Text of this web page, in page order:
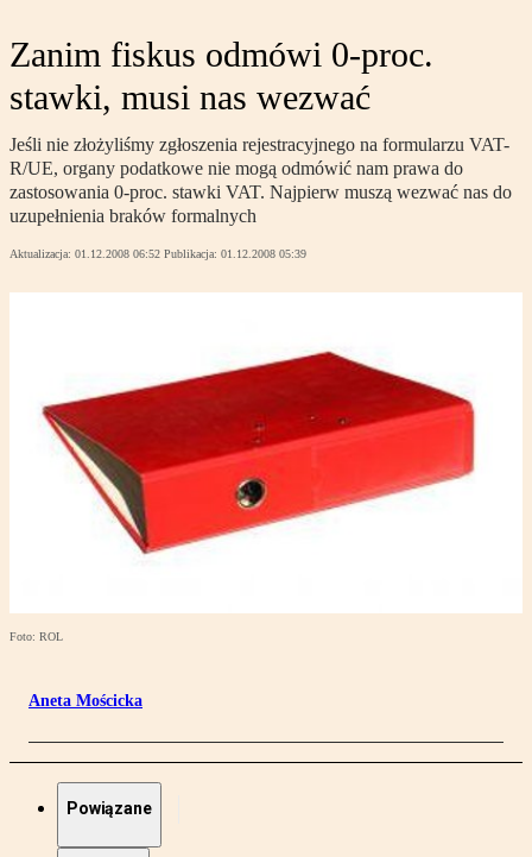
Zanim fiskus odmówi 0-proc.
stawki, musi nas wezwać
Jeśli nie złożyliśmy zgłoszenia rejestracyjnego na formularzu VAT-
R/UE, organy podatkowe nie mogą odmówić nam prawa do
zastosowania 0-proc. stawki VAT. Najpierw muszą wezwać nas do
uzupełnienia braków formalnych
Aktualizacja: 01.12.2008 06:52 Publikacja: 01.12.2008 05:39
Foto: ROL
Aneta Mościcka
Powiązane